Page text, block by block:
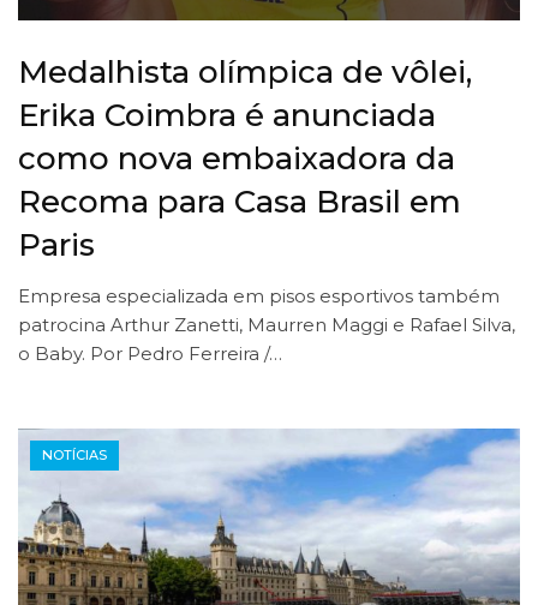
Medalhista olímpica de vôlei,
Erika Coimbra é anunciada
como nova embaixadora da
Recoma para Casa Brasil em
Paris
Empresa especializada em pisos esportivos também
patrocina Arthur Zanetti, Maurren Maggi e Rafael Silva,
o Baby. Por Pedro Ferreira /…
NOTÍCIAS